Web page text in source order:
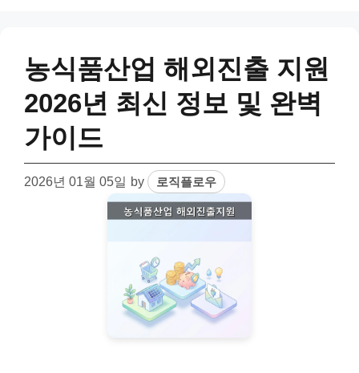
농식품산업 해외진출 지원
2026년 최신 정보 및 완벽
가이드
2026년 01월 05일 by 로직플로우